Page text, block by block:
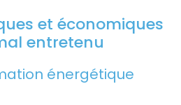
et économiques
entretenu
énergétique